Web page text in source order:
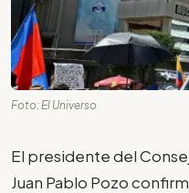
Foto: El Universo
El presidente del
Juan Pablo Pozo